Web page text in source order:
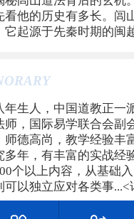
看他的历史有多长。闾
它起源于先秦时期的闽
年生人，中国道教正一
师，国际易学联合会副
师德高尚，教学经验丰
多年，有丰富的实战经
个以上内容，从基础
以独立应对各类事...<